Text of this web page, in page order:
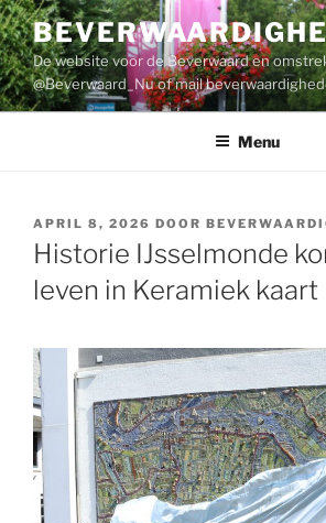
Ga
naar
de
inhoud
De website voor de Beverwaard en
@Beverwaard_Nu of mail
Menu
GEPLAATST
OP
APRIL 8, 2026 DOOR
Historie IJsselmonde
leven in Keramiek kaart